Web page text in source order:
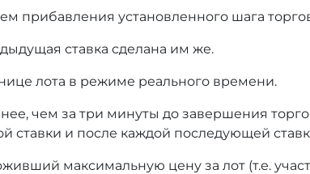
прибавления установленного шага
ставка сделана им же.
лота в режиме реального времени.
чем за три минуты до завершения
ставки и после каждой последующей
максимальную цену за лот (т.е.